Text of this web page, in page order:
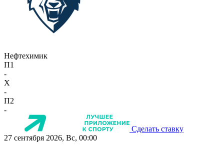
Нефтехимик
П1
-
X
-
П2
-
Сделать ставку
27 сентября 2026, Вс, 00:00